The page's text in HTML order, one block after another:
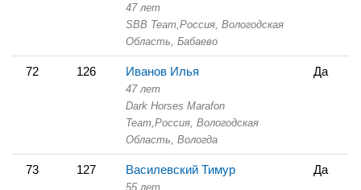
47 лет
SBB Team, Россия, Вологодская
Область, Бабаево
72 126 Иванов Илья
47 лет
Dark Horses Marafon
Team, Россия, Вологодская
Область, Вологда
Да
73 127 Василевский Тимур
55 лет
Да